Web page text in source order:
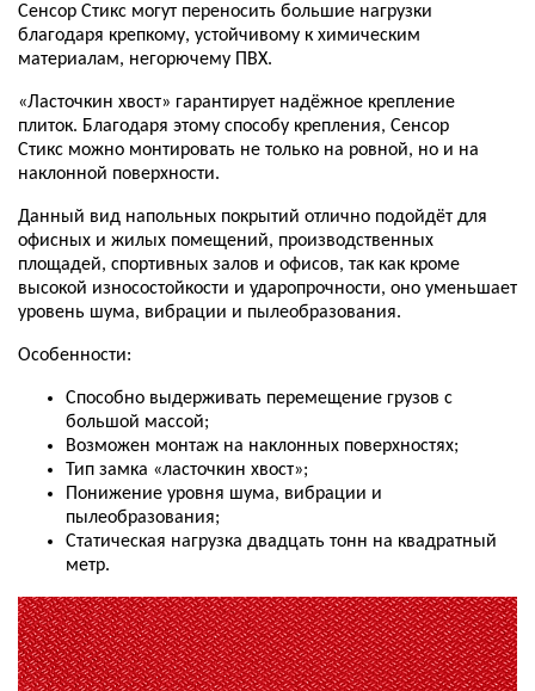
Сенсор Стикс могут переносить большие нагрузки
благодаря крепкому, устойчивому к химическим
материалам, негорючему ПВХ.
«Ласточкин хвост» гарантирует надёжное крепление
плиток. Благодаря этому способу крепления, Сенсор
Стикс можно монтировать не только на ровной, но и на
наклонной поверхности.
Данный вид напольных покрытий отлично подойдёт для
офисных и жилых помещений, производственных
площадей, спортивных залов и офисов, так как кроме
высокой износостойкости и ударопрочности, оно уменьшает
уровень шума, вибрации и пылеобразования.
Особенности:
Способно выдерживать перемещение грузов с
большой массой;
Возможен монтаж на наклонных поверхностях;
Тип замка «ласточкин хвост»;
Понижение уровня шума, вибрации и
пылеобразования;
Статическая нагрузка двадцать тонн на квадратный
метр.